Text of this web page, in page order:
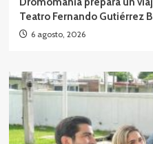
Teatro Fernando Gutiérrez
6 agosto, 2026